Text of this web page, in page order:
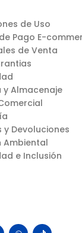
de Uso
Pago E-
de Venta
y Almacenaje
Devoluciones
Ambiental
e Inclusión